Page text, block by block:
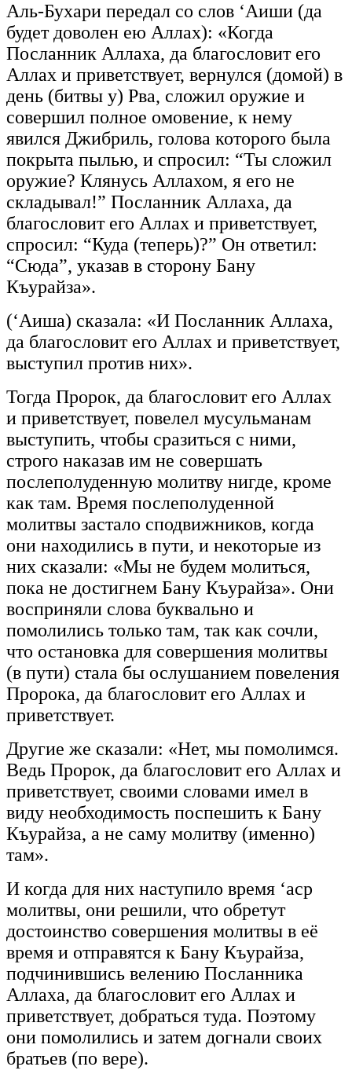
Аль-Бухари передал со слов ‘Аиши (да
будет доволен ею Аллах): «Когда
Посланник Аллаха, да благословит его
Аллах и приветствует, вернулся (домой) в
день (битвы у) Рва, сложил оружие и
совершил полное омовение, к нему
явился Джибриль, голова которого была
покрыта пылью, и спросил: “Ты сложил
оружие? Клянусь Аллахом, я его не
складывал!” Посланник Аллаха, да
благословит его Аллах и приветствует,
спросил: “Куда (теперь)?” Он ответил:
“Сюда”, указав в сторону Бану
Къурайза».
(‘Аиша) сказала: «И Посланник Аллаха,
да благословит его Аллах и приветствует,
выступил против них».
Тогда Пророк, да благословит его Аллах
и приветствует, повелел мусульманам
выступить, чтобы сразиться с ними,
строго наказав им не совершать
послеполуденную молитву нигде, кроме
как там. Время послеполуденной
молитвы застало сподвижников, когда
они находились в пути, и некоторые из
них сказали: «Мы не будем молиться,
пока не достигнем Бану Къурайза». Они
восприняли слова буквально и
помолились только там, так как сочли,
что остановка для совершения молитвы
(в пути) стала бы ослушанием повеления
Пророка, да благословит его Аллах и
приветствует.
Другие же сказали: «Нет, мы помолимся.
Ведь Пророк, да благословит его Аллах и
приветствует, своими словами имел в
виду необходимость поспешить к Бану
Къурайза, а не саму молитву (именно)
там».
И когда для них наступило время ‘аср
молитвы, они решили, что обретут
достоинство совершения молитвы в её
время и отправятся к Бану Къурайза,
подчинившись велению Посланника
Аллаха, да благословит его Аллах и
приветствует, добраться туда. Поэтому
они помолились и затем догнали своих
братьев (по вере).